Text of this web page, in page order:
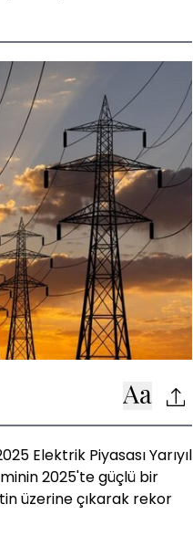
Elektrik Piyasası Yarıyıl
2025'te güçlü bir
üzerine çıkarak rekor